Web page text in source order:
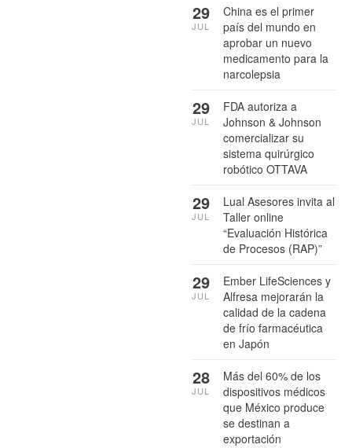
China es el primer
país del mundo en
aprobar un nuevo
medicamento para la
narcolepsia
29
JUL
FDA autoriza a
Johnson & Johnson
comercializar su
sistema quirúrgico
robótico OTTAVA
29
JUL
Lual Asesores invita al
Taller online
“Evaluación Histórica
de Procesos (RAP)”
29
JUL
Ember LifeSciences y
Alfresa mejorarán la
calidad de la cadena
de frío farmacéutica
en Japón
29
JUL
Más del 60% de los
dispositivos médicos
que México produce
se destinan a
exportación
28
JUL